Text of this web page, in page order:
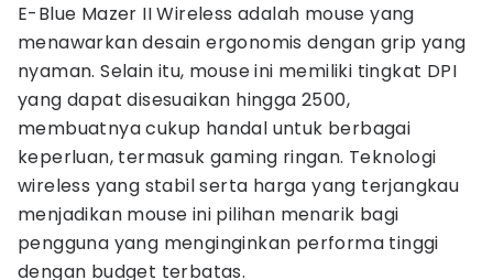
E-Blue Mazer II Wireless adalah mouse yang
menawarkan desain ergonomis dengan grip yang
nyaman. Selain itu, mouse ini memiliki tingkat DPI
yang dapat disesuaikan hingga 2500,
membuatnya cukup handal untuk berbagai
keperluan, termasuk gaming ringan. Teknologi
wireless yang stabil serta harga yang terjangkau
menjadikan mouse ini pilihan menarik bagi
pengguna yang menginginkan performa tinggi
dengan budget terbatas.